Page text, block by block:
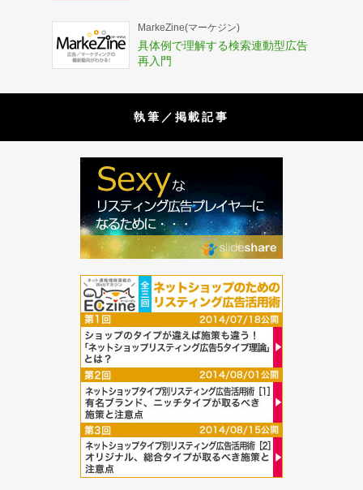
MarkeZine(マーケジン)
具体例で理解する検索連動型広告
再入門
執筆／掲載記事